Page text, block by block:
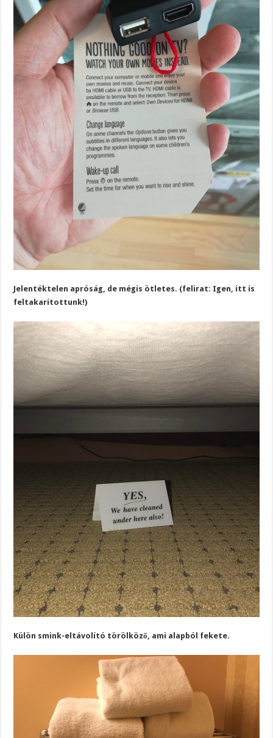
Jelentéktelen apróság, de mégis ötletes. (felirat: Igen, itt is
feltakarítottunk!)
Külön smink-eltávolító törölköző, ami alapból fekete.